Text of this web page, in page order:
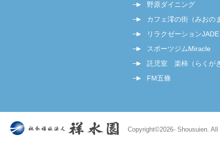
野原ダイニング
カフェ澪の街（みおの
リラクゼーションJADE
スポーツジムMiracle
託児室 楽柿（らくが
FM五條
Copyright©2026- Shousuien.